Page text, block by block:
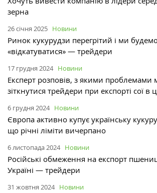
зерна
26 січня 2025 Новини
Ринок кукурудзи перегрітий і ми
«відкатуватися» — трейдери
17 грудня 2024 Новини
Експерт розповів, з якими проблемами
зіткнутися трейдери при експорті сої в
6 грудня 2024 Новини
Європа активно купує українську
що річні ліміти вичерпано
6 листопада 2024 Новини
Російські обмеження на експорт
Україні — трейдери
31 жовтня 2024 Новини